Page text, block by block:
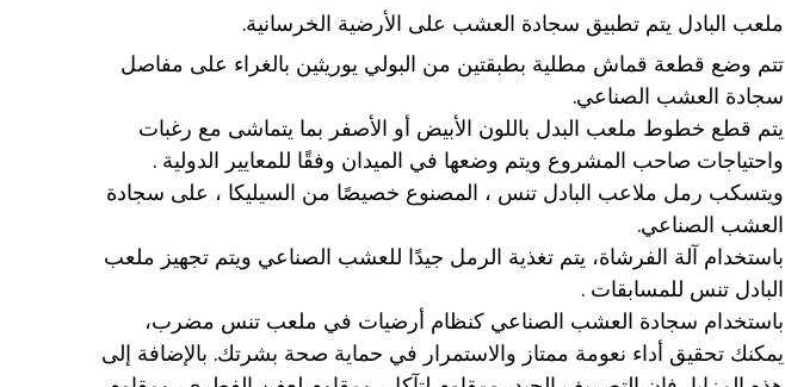
ملعب البادل يتم تطبيق سجادة العشب على الأرضية الخرسانية.
تتم وضع قطعة قماش مطلية بطبقتين من البولي يوريثين بالغراء على مفاصل
سجادة العشب الصناعي.
يتم قطع خطوط ملعب البدل باللون الأبيض أو الأصفر بما يتماشى مع رغبات
واحتياجات صاحب المشروع ويتم وضعها في الميدان وفقًا للمعايير الدولية .
ويتسكب رمل ملاعب البادل تنس ، المصنوع خصيصًا من السيليكا ، على سجادة
العشب الصناعي.
باستخدام آلة الفرشاة، يتم تغذية الرمل جيدًا للعشب الصناعي ويتم تجهيز ملعب
البادل تنس للمسابقات .
باستخدام سجادة العشب الصناعي كنظام أرضيات في ملعب تنس مضرب،
يمكنك تحقيق أداء نعومة ممتاز والاستمرار في حماية صحة بشرتك. بالإضافة إلى